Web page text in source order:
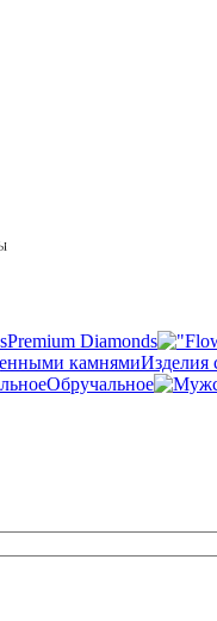
Premium Diamonds
Изделия
Обручальное